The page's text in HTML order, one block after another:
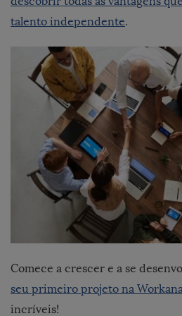
talento independente.
Comece a crescer e a se
seu primeiro projeto na
incríveis!